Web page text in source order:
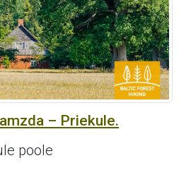
– Priekule.
poole